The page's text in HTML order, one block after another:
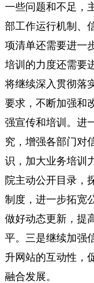
一些问题和不足，
部工作运行机制、
项清单还需要进一
培训的力度还需要
将继续深入贯彻落
要求，不断加强和
强宣传和培训。进
究，增强各部门对
识，加大业务培训
院主动公开目录，
制度，进一步拓宽
做好动态更新，提
平。三是继续加强
升网站的互动性，
融合发展。